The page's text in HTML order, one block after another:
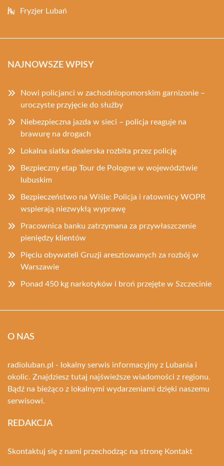
Fryzjer Lubań
NAJNOWSZE WPISY
Nowi policjanci w zachodniopomorskim garnizonie –
uroczyste przyjęcie do służby
Niebezpieczna jazda w sieci – policja reaguje na
brawurę na drogach
Lokalna siatka dealerska rozbita przez policję
Bezpieczny etap Tour de Pologne w województwie
lubuskim
Bezpieczeństwo na Wiśle: Policja i ratownicy WOPR
wspierają niezwykłą wyprawę
Pracownica banku zatrzymana za przywłaszczenie
pieniędzy klientów
Pięciu obywateli Gruzji aresztowanych za rozbój w
Warszawie
Ponad 450 kg narkotyków i broń przejęte w Szczecinie
O NAS
radioluban.pl - lokalny serwis informacyjny z Lubania i
okolic. Znajdziesz tutaj najświeższe wiadomości z regionu.
Bądź na bieżąco z lokalnymi wydarzeniami dzięki naszemu
serwisowi.
REDAKCJA
Skontaktuj się z nami przechodząc na stronę Kontakt